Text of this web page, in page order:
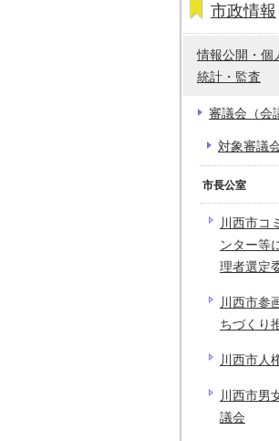
市政情報
情報公開・個
統計・監査
審議会（会
対象審議
市長公室
川西市コ
ンター等
理者選定
川西市参
ちづくり
川西市人
川西市男
議会